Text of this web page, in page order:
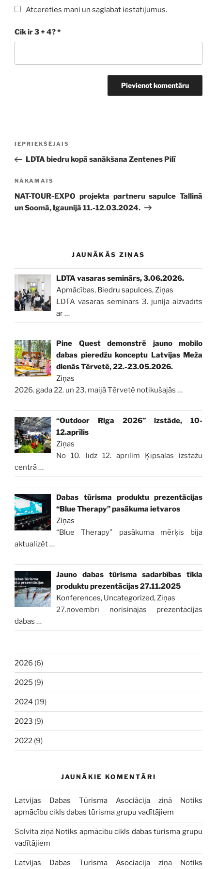
Atcerēties mani un saglabāt iestatījumus.
Cik ir 3 + 4?*
Iepriekšējā
ziņa:
IEPRIEKŠĒJAIS
LDTA biedru kopā sanākšana Zentenes Pilī
Nākamā
ziņa
NĀKAMAIS
NAT-TOUR-EXPO projekta partneru sapulce Tallinā
un Soomā, Igaunijā 11.-12.03.2024.
JAUNĀKĀS ZIŅAS
LDTA vasaras seminārs, 3.06.2026.
Apmācības, Biedru sapulces,Ziņas
LDTA vasaras seminārs 3. jūnijā aizvadīts
ar…
Pine Quest demonstrē jauno mobilo
dabas pieredžu konceptu Latvijas Meža
dienās Tērvetē, 22.-23.05.2026.
Ziņas
2026. gada 22. un 23. maijā Tērvetē notikušajās …
“Outdoor Riga 2026” izstāde, 10-
12.aprīlis
Ziņas
No 10. līdz 12. aprīlim Ķīpsalas izstāžu
centrā…
Dabas tūrisma produktu prezentācijas
“Blue Therapy” pasākuma ietvaros
Ziņas
“Blue Therapy” pasākuma mērķis bija
aktualizēt…
Jauno dabas tūrisma sadarbības tīkla
produktu prezentācijas 27.11.2025
Konferences, Uncategorized,Ziņas
27.novembrī norisinājās prezentācijās
dabas …
2026 (6)
2025 (9)
2024 (19)
2023 (9)
2022 (9)
JAUNĀKIE KOMENTĀRI
Latvijas Dabas Tūrisma Asociācija ziņā Notiks
apmācību cikls dabas tūrisma grupu vadītājiem
Solvita ziņā Notiks apmācību cikls dabas tūrisma grupu
vadītājiem
Latvijas Dabas Tūrisma Asociācija ziņā Notiks